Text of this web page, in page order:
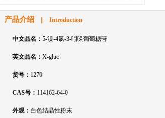
产品介绍 Introduction
中文品名： 5-溴-4氯-3-吲哚葡萄糖苷
英文品名： X-gluc
货号： 1270
CAS号： 114162-64-0
外观： 白色结晶性粉末